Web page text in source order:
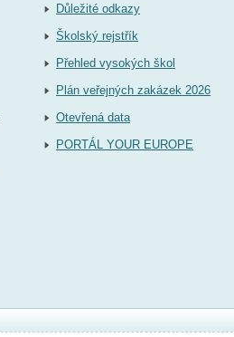
Důležité odkazy
Školský rejstřík
Přehled vysokých škol
Plán veřejných zakázek 2026
Otevřená data
PORTÁL YOUR EUROPE